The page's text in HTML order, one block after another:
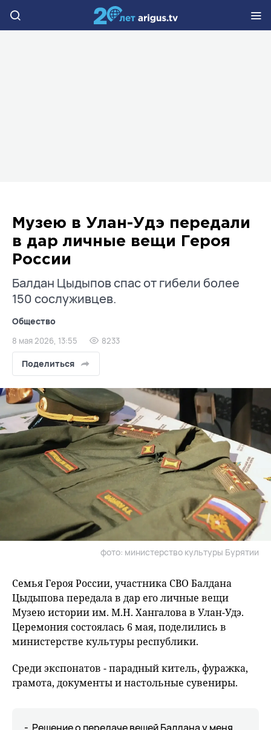
Музею в Улан-Удэ передали
в дар личные вещи Героя
России
Балдан Цыдыпов спас от гибели более
150 сослуживцев.
Общество
8 мая 2026, 13:55 8233
Поделиться
фото: министерство культуры Бурятии
Семья Героя России, участника СВО Балдана
Цыдыпова передала в дар его личные вещи
Музею истории им. М.Н. Хангалова в Улан-Удэ.
Церемония состоялась 6 мая, поделились в
министерстве культуры республики.
Среди экспонатов - парадный китель, фуражка,
грамота, документы и настольные сувениры.